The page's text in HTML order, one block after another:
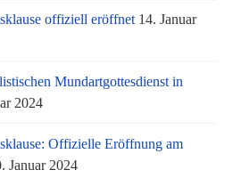
offiziell eröffnet 14. Januar
Mundartgottesdienst in
2024
Offizielle Eröffnung am
Januar 2024